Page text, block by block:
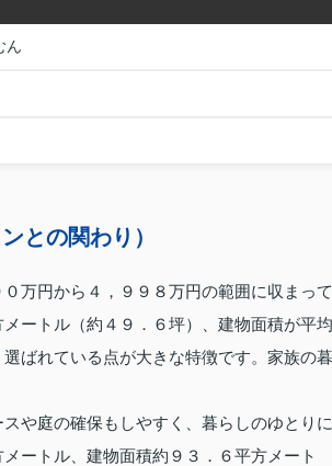
ん
との関わり）
万円から４，９９８万円の範囲に収まって
ートル（約４９．６坪）、建物面積が平均
ばれている点が大きな特徴です。家族の暮
や庭の確保もしやすく、暮らしのゆとりに
ートル、建物面積約９３．６平方メート